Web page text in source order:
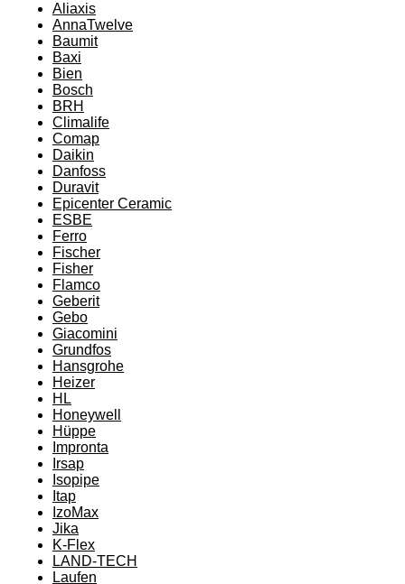
Aliaxis
AnnaTwelve
Baumit
Baxi
Bien
Bosch
BRH
Climalife
Comap
Daikin
Danfoss
Duravit
Epicenter Ceramic
ESBE
Ferro
Fischer
Fisher
Flamco
Geberit
Gebo
Giacomini
Grundfos
Hansgrohe
Heizer
HL
Honeywell
Hüppe
Impronta
Irsap
Isopipe
Itap
IzoMax
Jika
K-Flex
LAND-TECH
Laufen